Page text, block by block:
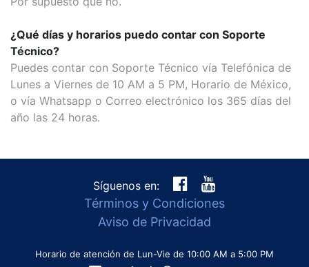
¿Qué días y horarios puedo contar con Soporte
Técnico?
Puedes contar con Soporte Técnico vía Telefónica de
Lunes a Viernes de 10 AM a 5 PM, Horario de México,
o vía Whatsapp o Correo electrónico los 365 días del
año las 24 horas.
Síguenos en:
Términos y Condiciones
Aviso de Privacidad
Horario de atención de Lun-Vie de 10:00 AM a 5:00 PM